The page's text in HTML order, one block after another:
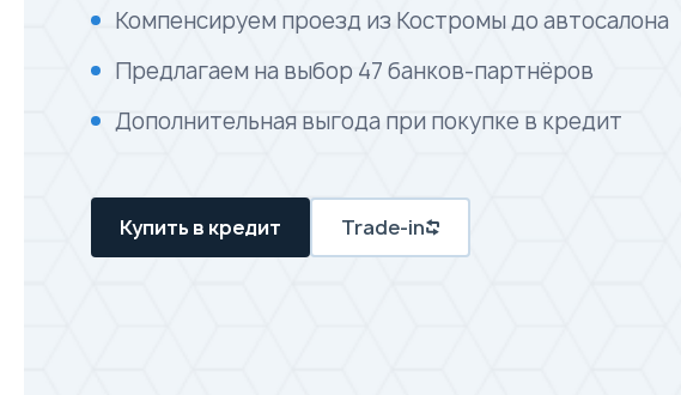
Компенсируем проезд из Костромы до автосалона
Предлагаем на выбор 47 банков-партнёров
Дополнительная выгода при покупке в кредит
Купить в кредит Trade-in